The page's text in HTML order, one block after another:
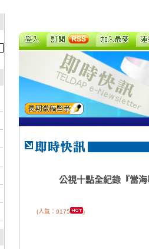
公視十點全紀錄『當
(人氣：9175 )